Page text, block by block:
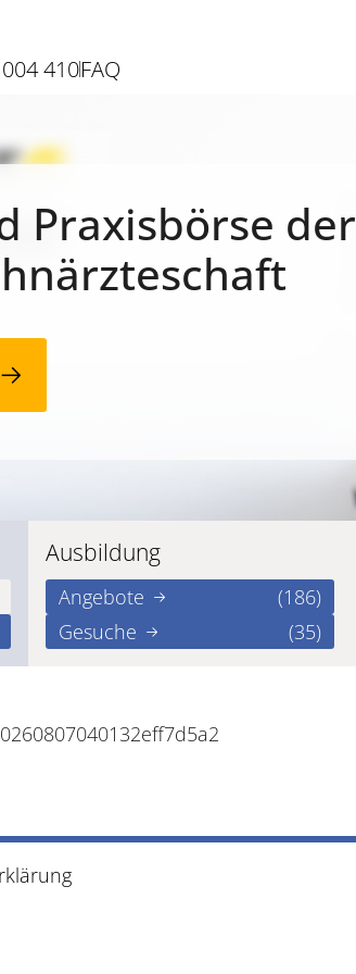
410FAQ
Praxisbörse der
Ausbildung
Angebote
(186)
Gesuche
(35)